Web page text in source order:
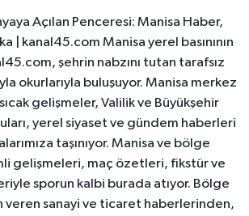
Açılan Penceresi: Manisa Haber,
| kanal45.com Manisa yerel basınının
şehrin nabzını tutan tarafsız
okurlarıyla buluşuyor. Manisa merkez
gelişmeler, Valilik ve Büyükşehir
yerel siyaset ve gündem haberleri
taşınıyor. Manisa ve bölge
gelişmeleri, maç özetleri, fikstür ve
sporun kalbi burada atıyor. Bölge
veren sanayi ve ticaret haberlerinden,